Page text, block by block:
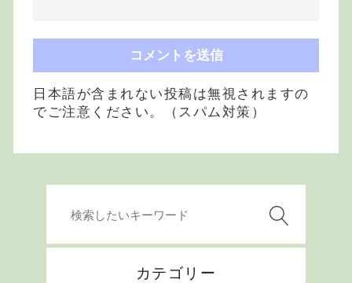
日本語が含まれない投稿は無視されますの
でご注意ください。（スパム対策）
カテゴリー